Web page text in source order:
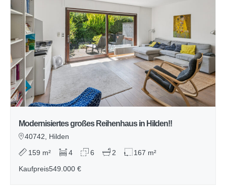
Modernisiertes großes Reihenhaus in Hilden!!
40742, Hilden
159 m² 4 6 2
167 m²
Kaufpreis549.000 €